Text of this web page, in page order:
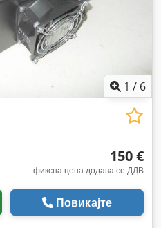
1 / 6
150 €
фиксна цена додава се ДДВ
Повикајте